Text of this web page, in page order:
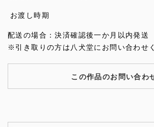
お渡し時期
配送の場合：決済確認後一か月以内発送
※引き取りの方は八犬堂にお問い合わせ
この作品のお問い合わ